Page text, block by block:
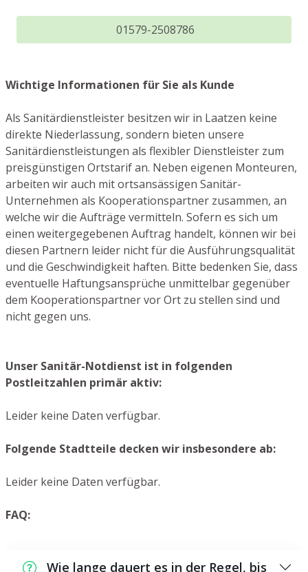
01579-2508786
Wichtige Informationen für Sie als Kunde
Als Sanitärdienstleister besitzen wir in Laatzen keine
direkte Niederlassung, sondern bieten unsere
Sanitärdienstleistungen als flexibler Dienstleister zum
preisgünstigen Ortstarif an. Neben eigenen Monteuren,
arbeiten wir auch mit ortsansässigen Sanitär-
Unternehmen als Kooperationspartner zusammen, an
welche wir die Aufträge vermitteln. Sofern es sich um
einen weitergegebenen Auftrag handelt, können wir bei
diesen Partnern leider nicht für die Ausführungsqualität
und die Geschwindigkeit haften. Bitte bedenken Sie, dass
eventuelle Haftungsansprüche unmittelbar gegenüber
dem Kooperationspartner vor Ort zu stellen sind und
nicht gegen uns.
Unser Sanitär-Notdienst ist in folgenden
Postleitzahlen primär aktiv:
Leider keine Daten verfügbar.
Folgende Stadtteile decken wir insbesondere ab:
Leider keine Daten verfügbar.
FAQ:
Wie lange dauert es in der Regel, bis